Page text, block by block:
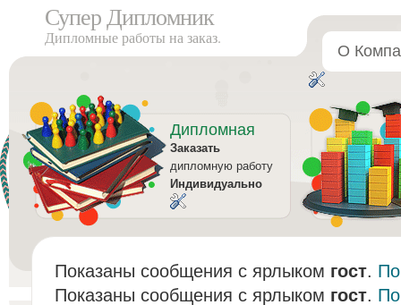
Супер Дипломник
Дипломные работы на заказ.
О
Дипломная
Заказать
дипломную работу
Индивидуально
Показаны сообщения с ярлыком гост.
Показаны сообщения с ярлыком гост.